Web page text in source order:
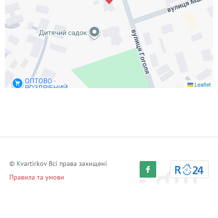
трудно менять расходные предметы гигиены? Вообщем
решайте сами, что для вас важнее - плюсы или минусы...
Leaflet
© Kvartirkov Всі права захищені
Правила та умови